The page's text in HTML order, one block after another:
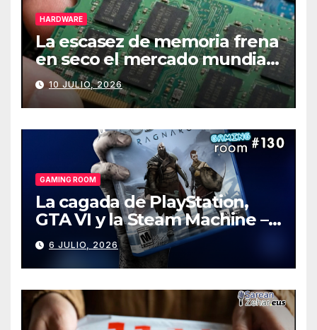
HARDWARE
La escasez de memoria frena
en seco el mercado mundial
de PCs
10 JULIO, 2026
GAMING ROOM
La cagada de PlayStation,
GTA VI y la Steam Machine –
Gaming Room #130
6 JULIO, 2026